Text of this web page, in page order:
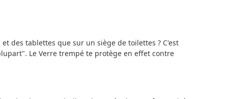
des tablettes que sur un siège de toilettes ? C'est
Le Verre trempé te protège en effet contre